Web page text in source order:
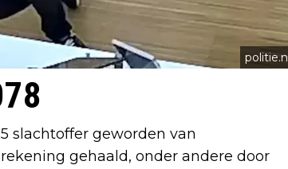
politie.nl
slachtoffer geworden van
gehaald, onder andere door